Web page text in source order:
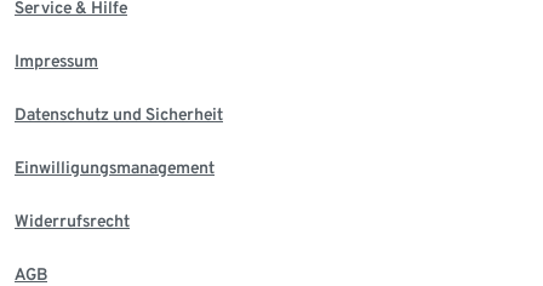
Service & Hilfe
Impressum
Datenschutz und Sicherheit
Einwilligungsmanagement
Widerrufsrecht
AGB